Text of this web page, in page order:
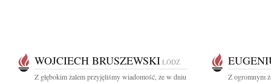
WOJCIECH BRUSZEWSKI ŁÓDŹ
Z głębokim żalem przyjęliśmy wiadomość, że w dniu
Z ogromnym